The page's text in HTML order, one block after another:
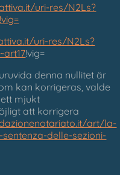
uri-res/N2Ls?
uri-res/N2Ls?
!vig=
denna nullitet är
kan korrigeras, valde
mjukt
att korrigera
art/la-
delle-sezioni-